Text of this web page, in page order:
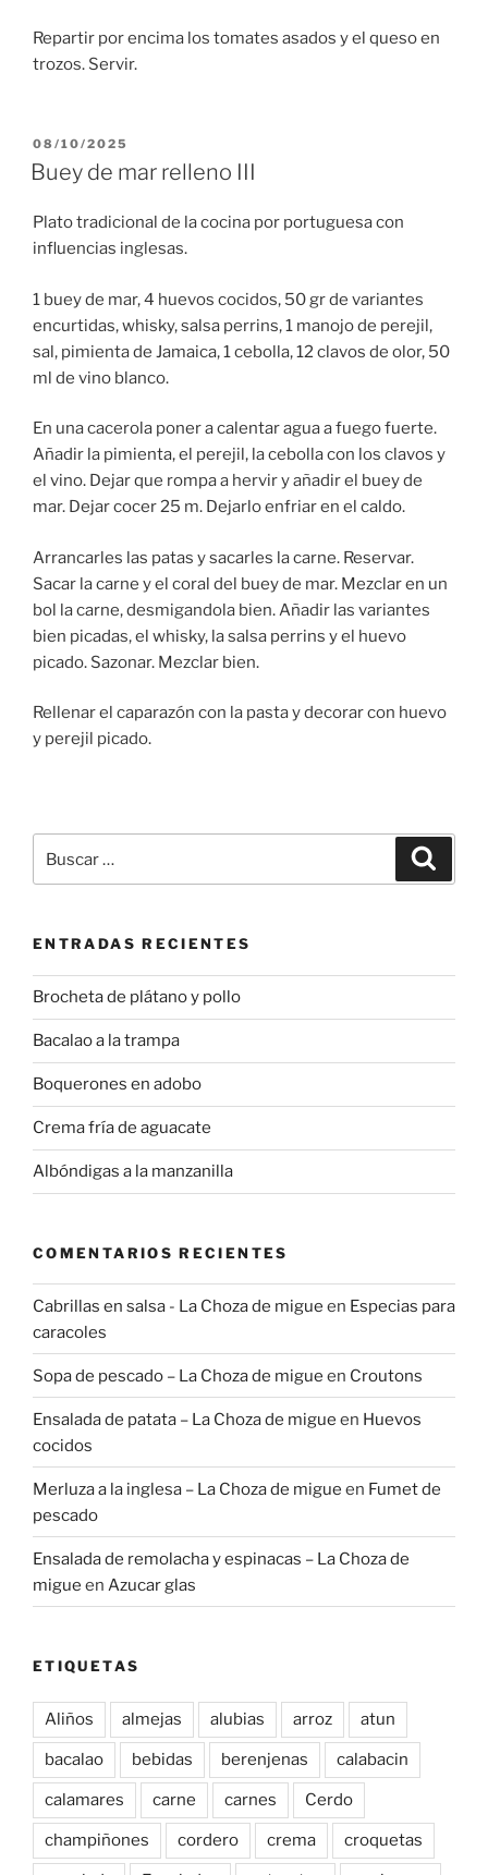
Repartir por encima los tomates asados y el queso en
trozos. Servir.
PUBLICADO
EL
08/10/2025
Buey de mar relleno III
Plato tradicional de la cocina por portuguesa con
influencias inglesas.
1 buey de mar, 4 huevos cocidos, 50 gr de variantes
encurtidas, whisky, salsa perrins, 1 manojo de perejil,
sal, pimienta de Jamaica, 1 cebolla, 12 clavos de olor, 50
ml de vino blanco.
En una cacerola poner a calentar agua a fuego fuerte.
Añadir la pimienta, el perejil, la cebolla con los clavos y
el vino. Dejar que rompa a hervir y añadir el buey de
mar. Dejar cocer 25 m. Dejarlo enfriar en el caldo.
Arrancarles las patas y sacarles la carne. Reservar.
Sacar la carne y el coral del buey de mar. Mezclar en un
bol la carne, desmigandola bien. Añadir las variantes
bien picadas, el whisky, la salsa perrins y el huevo
picado. Sazonar. Mezclar bien.
Rellenar el caparazón con la pasta y decorar con huevo
y perejil picado.
por:
ENTRADAS RECIENTES
Brocheta de plátano y pollo
Bacalao a la trampa
Boquerones en adobo
Crema fría de aguacate
Albóndigas a la manzanilla
COMENTARIOS RECIENTES
Cabrillas en salsa - La Choza de migue en Especias para
caracoles
Sopa de pescado – La Choza de migue en Croutons
Ensalada de patata – La Choza de migue en Huevos
cocidos
Merluza a la inglesa – La Choza de migue en Fumet de
pescado
Ensalada de remolacha y espinacas – La Choza de
migue en Azucar glas
ETIQUETAS
Aliños almejas alubias arroz atun
bacalao bebidas berenjenas calabacin
calamares carne carnes Cerdo
champiñones cordero crema croquetas